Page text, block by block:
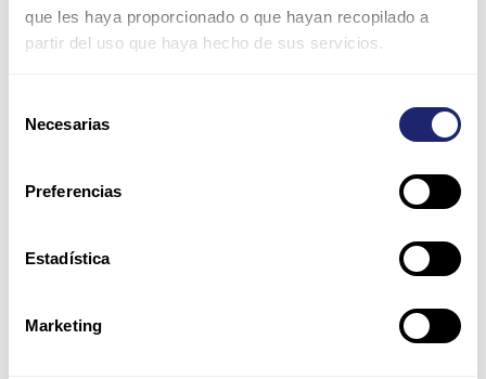
que les haya proporcionado o que hayan recopilado a
partir del uso que haya hecho de sus servicios.
Necesarias
Preferencias
Estadística
Marketing
Cisco Catalyst 6509 Enhanced Chassis (9 Slots)